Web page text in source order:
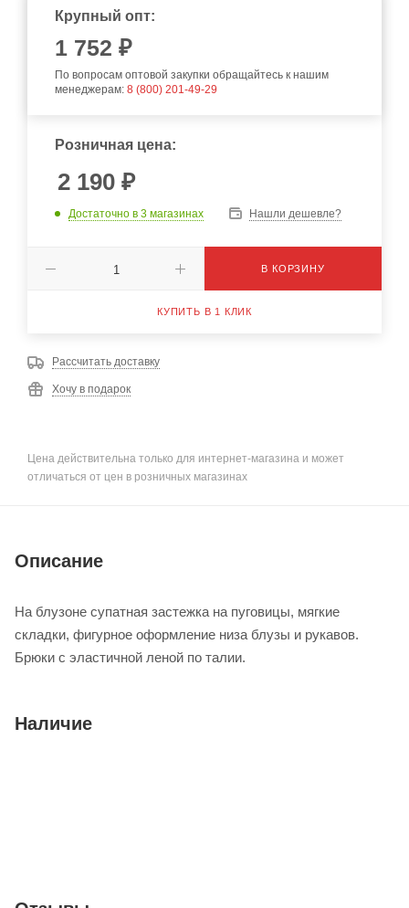
Крупный опт:
1 752 ₽
По вопросам оптовой закупки обращайтесь к нашим
менеджерам: 8 (800) 201-49-29
Розничная цена:
2 190 ₽
Достаточно в 3 магазинах Нашли дешевле?
В КОРЗИНУ
КУПИТЬ В 1 КЛИК
Рассчитать доставку
Хочу в подарок
Цена действительна только для интернет-магазина и может
отличаться от цен в розничных магазинах
Описание
На блузоне супатная застежка на пуговицы, мягкие
складки, фигурное оформление низа блузы и рукавов.
Брюки с эластичной леной по талии.
Наличие